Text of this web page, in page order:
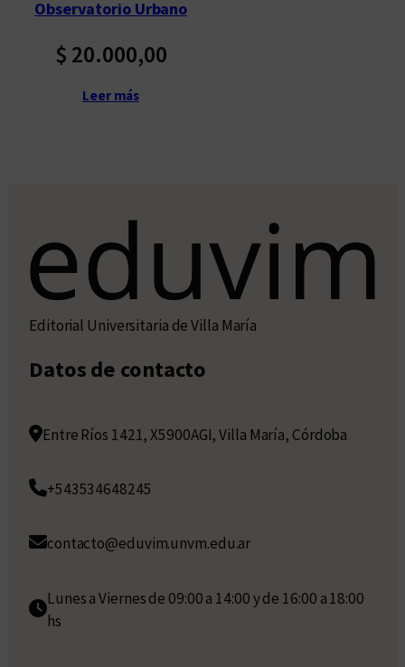
Observatorio Urbano
$ 20.000,00
Leer más
Editorial Universitaria de Villa María
Datos de contacto
Entre Ríos 1421, X5900AGI, Villa María, Córdoba
+543534648245
contacto@eduvim.unvm.edu.ar
Lunes a Viernes de 09:00 a 14:00 y de 16:00 a 18:00
hs